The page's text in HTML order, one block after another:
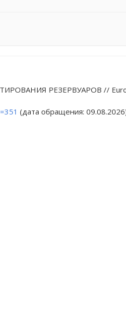
РЕЗЕРВУАРОВ //
(дата обращения: